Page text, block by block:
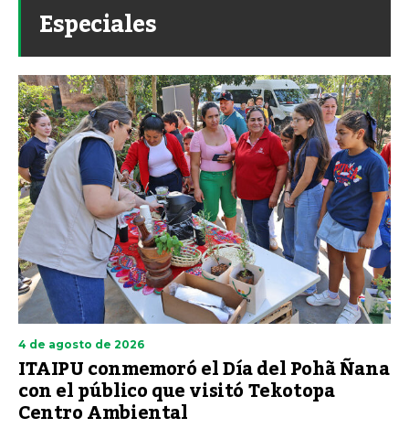
Especiales
4 de agosto de 2026
ITAIPU conmemoró el Día del Pohã Ñana
con el público que visitó Tekotopa
Centro Ambiental